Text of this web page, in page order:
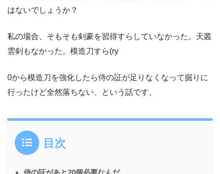
はないでしょうか？
私の場合、そもそも剣豪を習得すらしていなかった。天叢
雲剣もなかった。模造刀すら(ry
0から模造刀を強化したら侍の証が足りなくなって掘りに
行ったけど全然落ちない、という話です。
目次
侍の証があと20個必要なんだ…